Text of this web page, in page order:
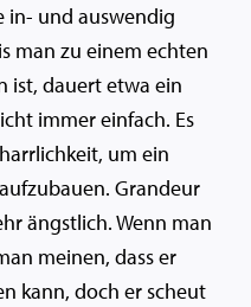
in- und auswendig
man zu einem echten
ist, dauert etwa ein
immer einfach. Es
um ein
Grandeur
ängstlich. Wenn man
meinen, dass er
kann, doch er scheut